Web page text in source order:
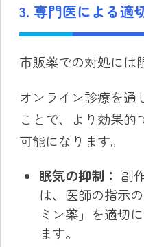
3. 専門医による適
市販薬での対処には
オンライン診療を通
ことで、より効果的
可能になります。
眠気の抑制： 副
は、医師の指示
ミン薬」を適切
ます。